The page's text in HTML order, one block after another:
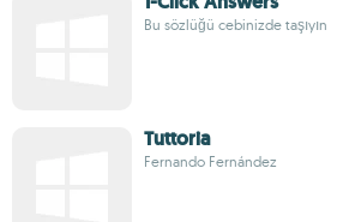
Bu sözlüğü cebinizde taşıyın
Tuttoria
Fernando Fernández